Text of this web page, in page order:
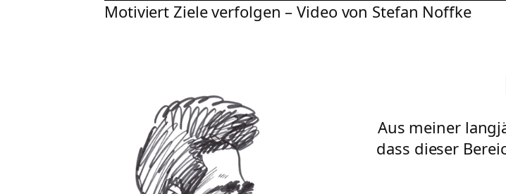
Motiviert Ziele verfolgen – Video von Stefan Noffke
Aus meiner
dass dieser